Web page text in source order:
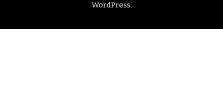
WordPress.